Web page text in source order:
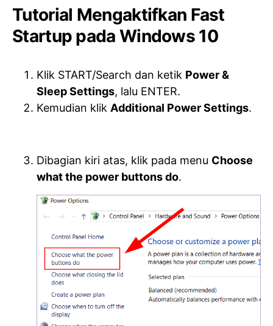
Tutorial Mengaktifkan Fast
Startup pada Windows 10
Klik START/Search dan ketik Power &
Sleep Settings, lalu ENTER.
Kemudian klik Additional Power Settings.
Dibagian kiri atas, klik pada menu Choose
what the power buttons do.